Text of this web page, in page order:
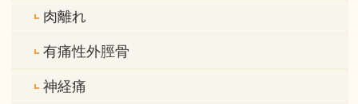
肉離れ
有痛性外脛骨
神経痛